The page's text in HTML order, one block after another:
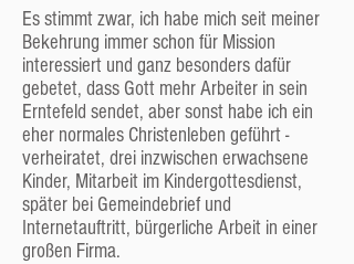
Wir haben übrigens, um eine Größenordnung
zu nennen, zurzeit ca. 150 Mitglieder, 100
Freunde und 90 Kinder in unseren Listen.
Leitung und Entscheidungen
Die höchste Instanz
Das wichtigste Gremium und die letztlich
entscheidende Instanz ist die
„Gemeindestunde“, das ist die Versammlung
der Mitglieder und Freunde, die ca. 5-mal im
Jahr tagt und alle wichtigen Dinge berät und
Es stimmt zwar, ich habe mich seit meiner
Bekehrung immer schon für Mission
interessiert und ganz besonders dafür
gebetet, dass Gott mehr Arbeiter in sein
Erntefeld sendet, aber sonst habe ich ein
eher normales Christenleben geführt -
verheiratet, drei inzwischen erwachsene
Kinder, Mitarbeit im Kindergottesdienst,
später bei Gemeindebrief und
Internetauftritt, bürgerliche Arbeit in einer
großen Firma.